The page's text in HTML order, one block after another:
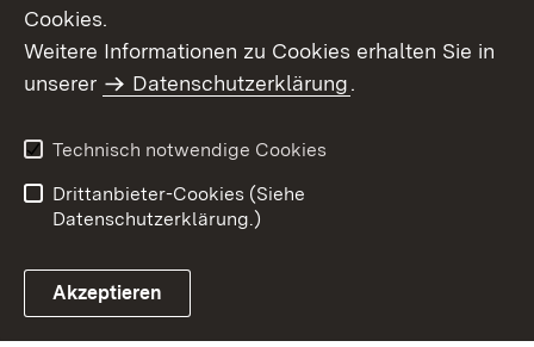
Benutzungshinweise
Erklärung zur
Cookies.
Weitere Informationen zu Cookies erhalten Sie in
unserer
Datenschutzerklärung.
Technisch notwendige Cookies
Drittanbieter-Cookies (Siehe
Datenschutzerklärung.)
Akzeptieren